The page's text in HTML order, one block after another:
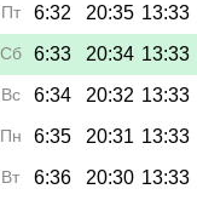
Пт 6:32 20:35 13:33
Сб 6:33 20:34 13:33
Вс 6:34 20:32 13:33
Пн 6:35 20:31 13:33
Вт 6:36 20:30 13:33